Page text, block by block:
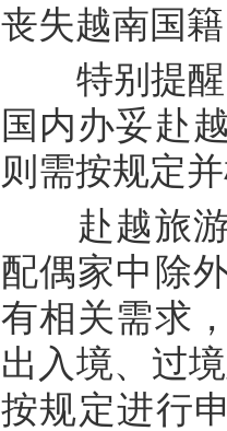
丧失越南国
特别提醒
国内办妥赴
则需按规定
赴越旅游
配偶家中除
有相关需求
出入境、过
按规定进行